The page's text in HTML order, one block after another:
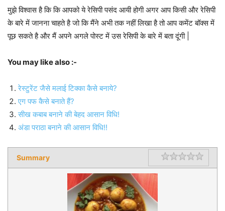
मुझे विश्वास है कि कि आपको ये रेसिपी पसंद आयी होगी अगर आप किसी और रेसिपी
के बारे में जानना चाहते है जो कि मैंने अभी तक नहीं लिखा है तो आप कमेंट बॉक्स में
पूछ सकते है और मैं अपने अगले पोस्ट में उस रेसिपी के बारे में बता दूंगी |
You may like also :-
रेस्टुरेंट जैसे मलाई टिक्का कैसे बनाये?
एग पफ कैसे बनाते हैं?
सीख कबाब बनाने की बेहद आसान विधि!
अंडा पराठा बनाने की आसान विधि!!
Summary Rating